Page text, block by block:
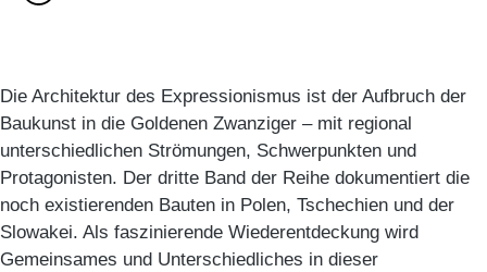
Die Architektur des Expressionismus ist der Aufbruch der
Baukunst in die Goldenen Zwanziger – mit regional
unterschiedlichen Strömungen, Schwerpunkten und
Protagonisten. Der dritte Band der Reihe dokumentiert die
noch existierenden Bauten in Polen, Tschechien und der
Slowakei. Als faszinierende Wiederentdeckung wird
Gemeinsames und Unterschiedliches in dieser